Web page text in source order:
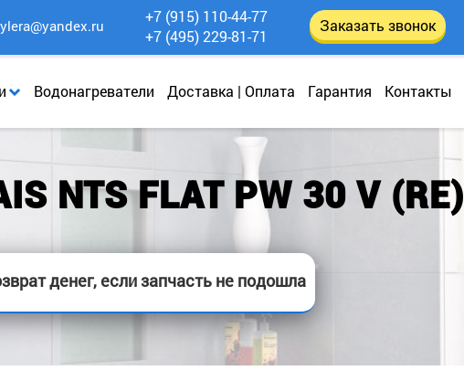
Водонагреватели Доставка | Оплата Гарантия Контакты
+7 (915) 110-44-77
+7 (495) 229-81-71
Заказать звонок
NTS FLAT PW 30 V (RE)
денег, если запчасть не подошла